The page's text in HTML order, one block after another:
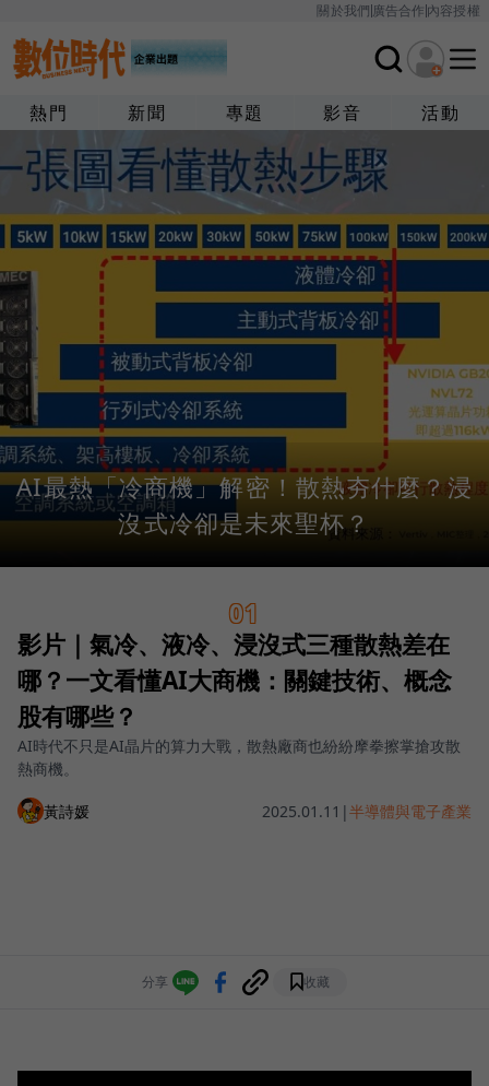
關於我們廣告合作內容授權
熱門 新聞 專題 影音 活動
AI最熱「冷商機」解密！散熱夯什麼？浸
沒式冷卻是未來聖杯？
01
影片｜氣冷、液冷、浸沒式三種散熱差在
哪？一文看懂AI大商機：關鍵技術、概念
股有哪些？
AI時代不只是AI晶片的算力大戰，散熱廠商也紛紛摩拳擦掌搶攻散
熱商機。
黃詩媛 2025.01.11 |半導體與電子產業
分享 收藏